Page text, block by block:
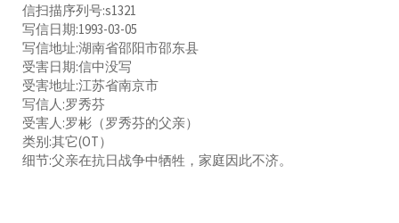
信扫描序列号:s1321
写信日期:1993-03-05
写信地址:湖南省邵阳市邵东县
受害日期:信中没写
受害地址:江苏省南京市
写信人:罗秀芬
受害人:罗彬（罗秀芬的父亲）
类别:其它(OT）
细节:父亲在抗日战争中牺牲，家庭因此不济。